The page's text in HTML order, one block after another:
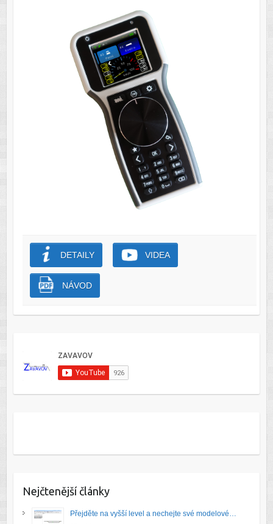
DETAILY VIDEA
NÁVOD
Nejčtenější články
Přejděte na vyšší level a nechejte své modelové…